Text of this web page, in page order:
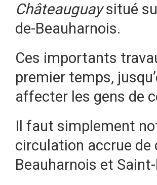
Châteauguaysitué
de-Beauharnois.
Ces importants
premier temps,
affecter les gens de
Il faut simplement
circulation accrue de
Beauharnois et